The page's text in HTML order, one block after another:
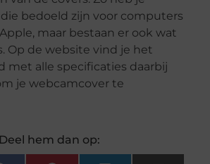
bedoeld zijn voor computers
maar bestaan er ook wat
Op de website vind je het
met alle specificaties daarbij
je webcamcover te
hem dan op: